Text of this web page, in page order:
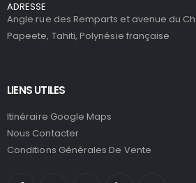
ADRESSE
Angle rue des Remparts et avenue du
Papeete, Tahiti, Polynésie française
LIENS UTILES
Itinéraire Google Maps
Nous Contacter
Conditions Générales De Vente